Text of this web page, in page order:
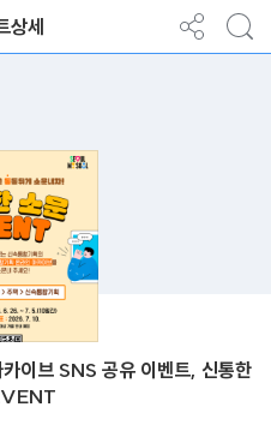
상세
이브 SNS 공유 이벤트, 신통한